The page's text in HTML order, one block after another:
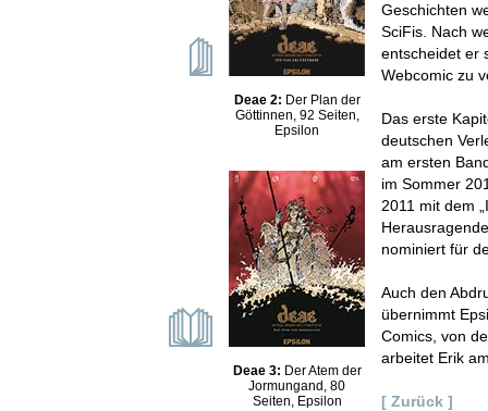
Deae 2: Der Plan der
Göttinnen, 92 Seiten,
Epsilon
Deae 3: Der Atem der
Jormungand, 80
Seiten, Epsilon
Geschichten
SciFis. Nach
entscheidet er
Webcomic zu
Das erste
deutschen
am ersten
im Sommer
2011 mit dem
nominiert für
Auch den
übernimmt
Comics, von
arbeitet Erik
[ Zurück ]